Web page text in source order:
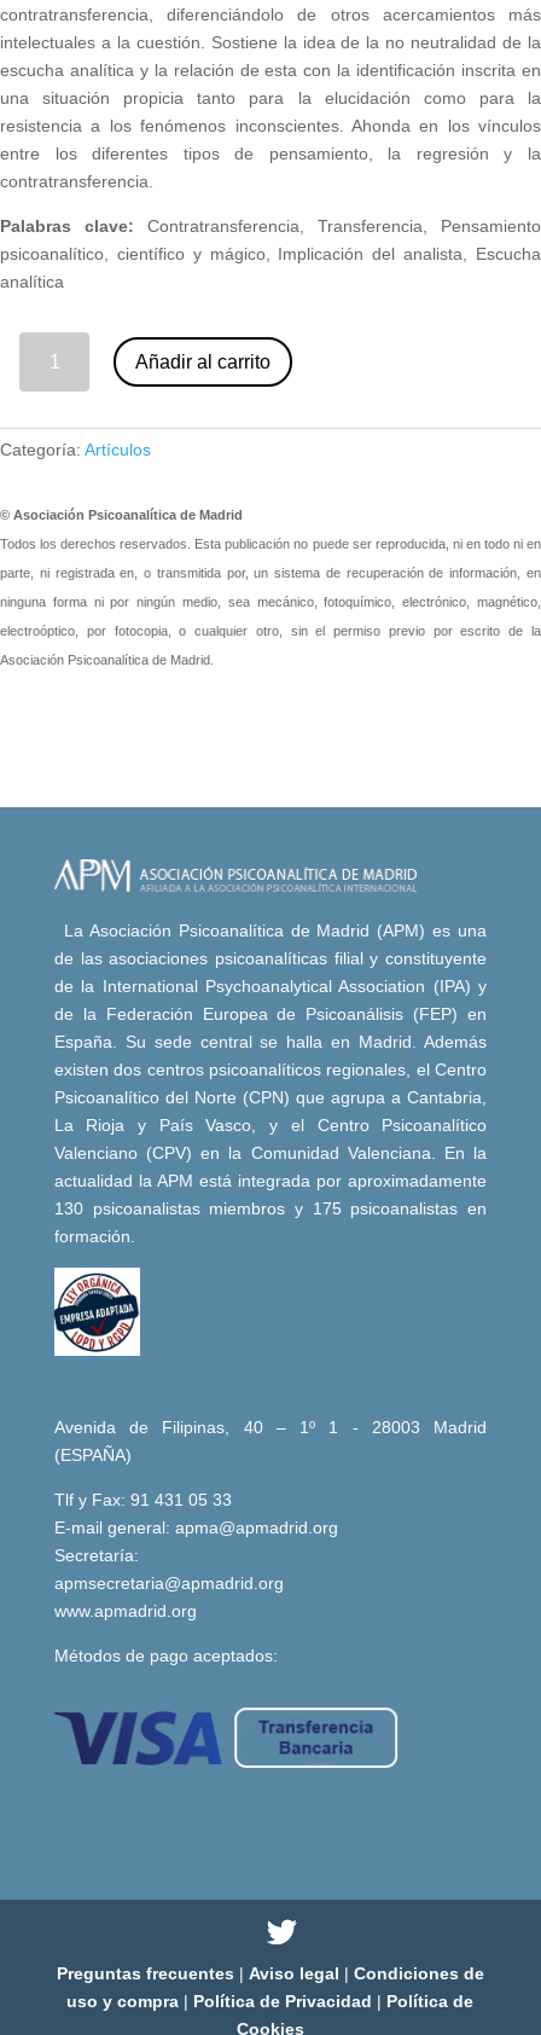
contratransferencia, diferenciándolo de otros acercamientos más
intelectuales a la cuestión. Sostiene la idea de la no neutralidad de la
escucha analítica y la relación de esta con la identificación inscrita en
una situación propicia tanto para la elucidación como para la
resistencia a los fenómenos inconscientes. Ahonda en los vínculos
entre los diferentes tipos de pensamiento, la regresión y la
contratransferencia.
Palabras clave: Contratransferencia, Transferencia, Pensamiento
psicoanalítico, científico y mágico, Implicación del analista, Escucha
analítica
Añadir al carrito
Categoría: Artículos
© Asociación Psicoanalítica de Madrid
Todos los derechos reservados. Esta publicación no puede ser reproducida, ni en todo ni en
parte, ni registrada en, o transmitida por, un sistema de recuperación de información, en
ninguna forma ni por ningún medio, sea mecánico, fotoquímico, electrónico, magnético,
electroóptico, por fotocopia, o cualquier otro, sin el permiso previo por escrito de la
Asociación Psicoanalítica de Madrid.
La Asociación Psicoanalítica de Madrid (APM) es una
de las asociaciones psicoanalíticas filial y constituyente
de la International Psychoanalytical Association (IPA) y
de la Federación Europea de Psicoanálisis (FEP) en
España. Su sede central se halla en Madrid. Además
existen dos centros psicoanalíticos regionales, el Centro
Psicoanalítico del Norte (CPN) que agrupa a Cantabria,
La Rioja y País Vasco, y el Centro Psicoanalítico
Valenciano (CPV) en la Comunidad Valenciana. En la
actualidad la APM está integrada por aproximadamente
130 psicoanalistas miembros y 175 psicoanalistas en
formación.
Avenida de Filipinas, 40 – 1º 1 - 28003 Madrid
(ESPAÑA)
Tlf y Fax: 91 431 05 33
E-mail general: apma@apmadrid.org
Secretaría:
apmsecretaria@apmadrid.org
www.apmadrid.org
Métodos de pago aceptados:
Preguntas frecuentes | Aviso legal | Condiciones de
uso y compra | Política de Privacidad | Política de
Cookies